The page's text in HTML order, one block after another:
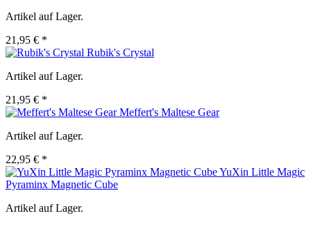
Artikel auf Lager.
21,95 € *
Rubik's Crystal
Artikel auf Lager.
21,95 € *
Meffert's Maltese Gear
Artikel auf Lager.
22,95 € *
YuXin Little Magic
Pyraminx Magnetic Cube
Artikel auf Lager.